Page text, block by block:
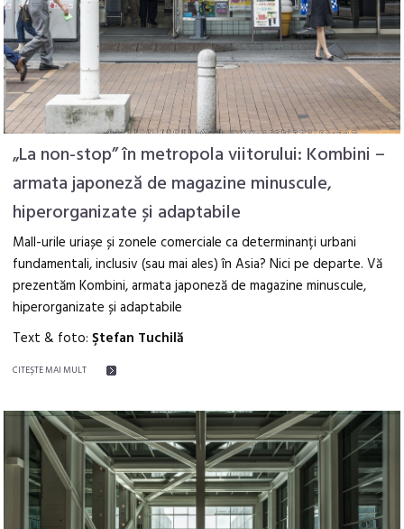
„La non-stop” în metropola viitorului: Kombini –
armata japoneză de magazine minuscule,
hiperorganizate și adaptabile
Mall-urile uriașe și zonele comerciale ca determinanți urbani
fundamentali, inclusiv (sau mai ales) în Asia? Nici pe departe. Vă
prezentăm Kombini, armata japoneză de magazine minuscule,
hiperorganizate și adaptabile
Text & foto:Ştefan Tuchilă
CITEŞTE MAI MULT